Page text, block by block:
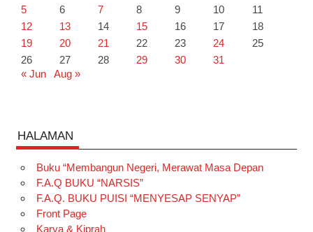
5
6 7 8 9 10
11
12
13 14 15 16 17
18
19
20 21 22 23 24
25
26
27 28 29 30
31
« Jun
Aug »
HALAMAN
Buku “Membangun Negeri, Merawat Masa Depan
F.A.Q BUKU “NARSIS”
F.A.Q. BUKU PUISI “MENYESAP SENYAP”
Front Page
Karya & Kiprah